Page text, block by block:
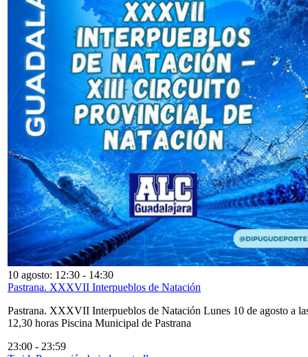
10 agosto: 12:30 - 14:30
Pastrana. XXXVII Interpueblos de Natación
Pastrana. XXXVII Interpueblos de Natación Lunes 10 de agosto a
12,30 horas Piscina Municipal de Pastrana
23:00 - 23:59